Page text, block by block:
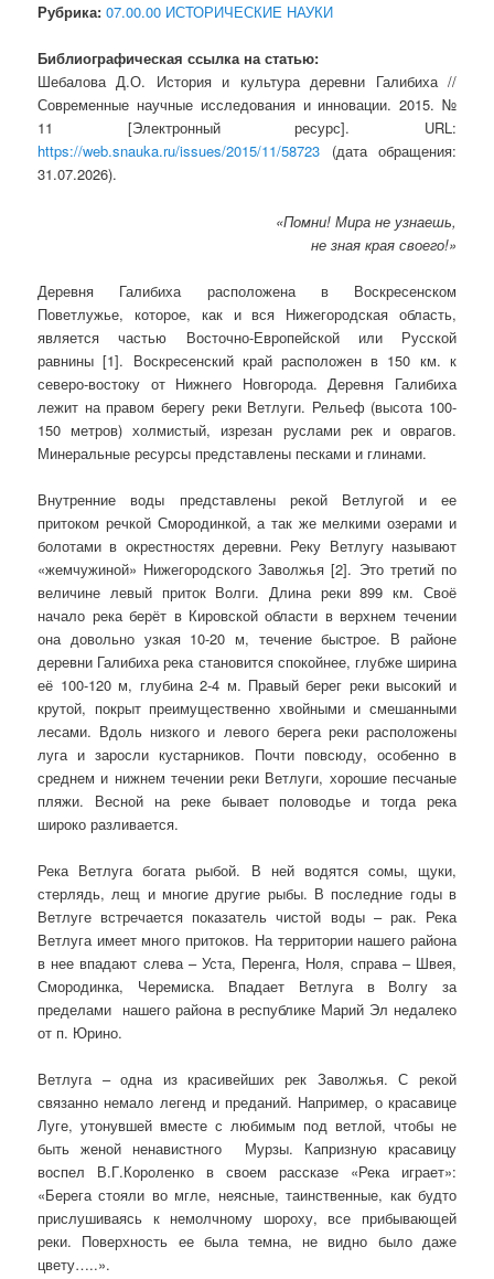
Рубрика: 07.00.00 ИСТОРИЧЕСКИЕ НАУКИ
Библиографическая ссылка на статью:
Шебалова Д.О. История и культура деревни Галибиха //
Современные научные исследования и инновации. 2015. №
11 [Электронный ресурс]. URL:
https://web.snauka.ru/issues/2015/11/58723 (дата обращения:
31.07.2026).
«Помни! Мира не узнаешь,
не зная края своего!»
Деревня Галибиха расположена в Воскресенском
Поветлужье, которое, как и вся Нижегородская область,
является частью Восточно-Европейской или Русской
равнины [1]. Воскресенский край расположен в 150 км. к
северо-востоку от Нижнего Новгорода. Деревня Галибиха
лежит на правом берегу реки Ветлуги. Рельеф (высота 100-
150 метров) холмистый, изрезан руслами рек и оврагов.
Минеральные ресурсы представлены песками и глинами.
Внутренние воды представлены рекой Ветлугой и ее
притоком речкой Смородинкой, а так же мелкими озерами и
болотами в окрестностях деревни. Реку Ветлугу называют
«жемчужиной» Нижегородского Заволжья [2]. Это третий по
величине левый приток Волги. Длина реки 899 км. Своё
начало река берёт в Кировской области в верхнем течении
она довольно узкая 10-20 м, течение быстрое. В районе
деревни Галибиха река становится спокойнее, глубже ширина
её 100-120 м, глубина 2-4 м. Правый берег реки высокий и
крутой, покрыт преимущественно хвойными и смешанными
лесами. Вдоль низкого и левого берега реки расположены
луга и заросли кустарников. Почти повсюду, особенно в
среднем и нижнем течении реки Ветлуги, хорошие песчаные
пляжи. Весной на реке бывает половодье и тогда река
широко разливается.
Река Ветлуга богата рыбой. В ней водятся сомы, щуки,
стерлядь, лещ и многие другие рыбы. В последние годы в
Ветлуге встречается показатель чистой воды – рак. Река
Ветлуга имеет много притоков. На территории нашего района
в нее впадают слева – Уста, Перенга, Ноля, справа – Швея,
Смородинка, Черемиска. Впадает Ветлуга в Волгу за
пределами нашего района в республике Марий Эл недалеко
от п. Юрино.
Ветлуга – одна из красивейших рек Заволжья. С рекой
связанно немало легенд и преданий. Например, о красавице
Луге, утонувшей вместе с любимым под ветлой, чтобы не
быть женой ненавистного Мурзы. Капризную красавицу
воспел В.Г.Короленко в своем рассказе «Река играет»:
«Берега стояли во мгле, неясные, таинственные, как будто
прислушиваясь к немолчному шороху, все прибывающей
реки. Поверхность ее была темна, не видно было даже
цвету…..».